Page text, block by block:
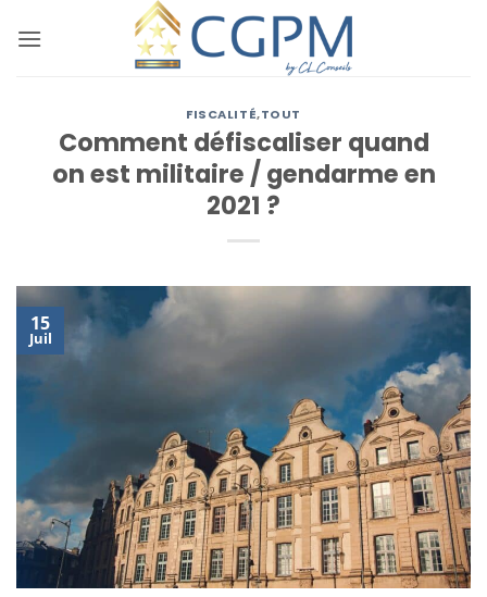
au
FISCALITÉ,TOUT
Comment défiscaliser quand
on est militaire / gendarme en
2021 ?
15
Juil